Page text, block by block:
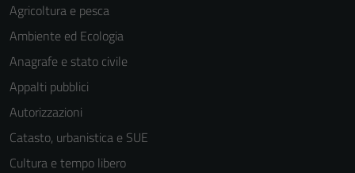
Agricoltura e pesca
Ambiente ed Ecologia
Anagrafe e stato civile
Appalti pubblici
Autorizzazioni
Catasto, urbanistica e SUE
Cultura e tempo libero